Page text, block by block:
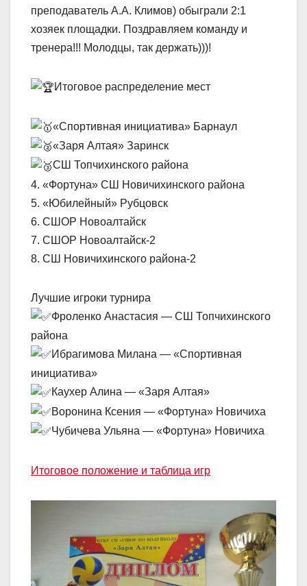
преподаватель А.А. Климов) обыграли 2:1
хозяек площадки. Поздравляем команду и
тренера!!! Молодцы, так держать)))!
Итоговое распределение мест
«Спортивная инициатива» Барнаул
«Заря Алтая» Заринск
СШ Топчихинского района
4. «Фортуна» СШ Новичихинского района
5. «Юбилейный» Рубцовск
6. СШОР Новоалтайск
7. СШОР Новоалтайск-2
8. СШ Новичихинского района-2
Лучшие игроки турнира
Фроленко Анастасия — СШ Топчихинского
района
Ибрагимова Милана — «Спортивная
инициатива»
Каухер Алина — «Заря Алтая»
Воронина Ксения — «Фортуна» Новичиха
Чубичева Ульяна — «Фортуна» Новичиха
Итоговое положение и таблица игр